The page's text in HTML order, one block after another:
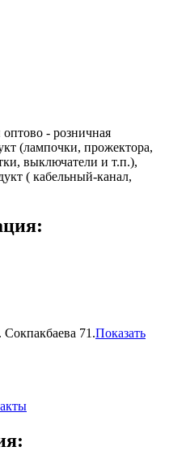
- розничная
(лампочки, прожектора,
выключатели и т.п.),
( кабельный-канал,
71.Показать